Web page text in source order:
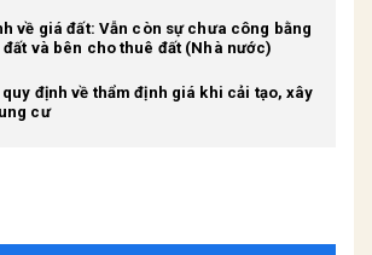
về giá đất: Vẫn còn sự chưa công bằng
và bên cho thuê đất (Nhà nước)
định về thẩm định giá khi cải tạo, xây
cư